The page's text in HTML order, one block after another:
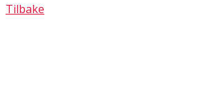
Tilbake